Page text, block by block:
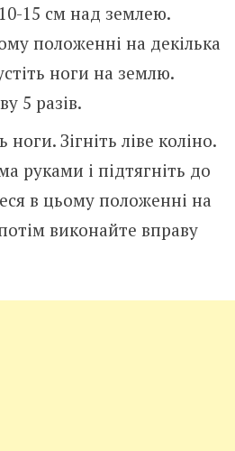
15 см над землею.
положенні на декілька
ноги на землю.
5 разів.
Зігніть ліве коліно.
руками і підтягніть до
в цьому положенні на
виконайте вправу